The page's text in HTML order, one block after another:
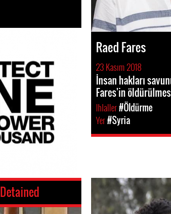
Raed Fares
23 Kasım 2018
İnsan hakları
Fares'in
Ihlaller#Öldürme
Yer#Syria
Detained